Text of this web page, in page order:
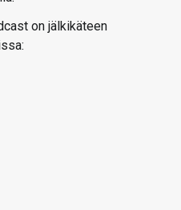
on jälkikäteen